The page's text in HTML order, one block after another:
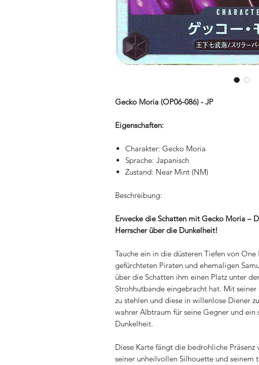
Gecko Moria (OP06-086) - JP
Eigenschaften:
Charakter: Gecko Moria
Sprache: Japanisch
Zustand: Near Mint (NM)
Beschreibung:
Erwecke die Schatten mit Gecko Moria –
Herrscher über die Dunkelheit!
Tauche ein in die düsteren Tiefen von One
gefürchteten Piraten und ehemaligen
über die Schatten ihm einen Platz unter
Strohhutbande eingebracht hat. Mit
zu stehlen und diese in willenlose Diener
wahrer Albtraum für seine Gegner und ein
Dunkelheit.
Diese Karte fängt die bedrohliche
seiner unheilvollen Silhouette und seinem